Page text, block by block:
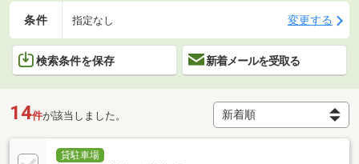
条件 指定なし 変更する
検索条件を保存 新着メールを受取る
14件が該当しました。
貸駐車場